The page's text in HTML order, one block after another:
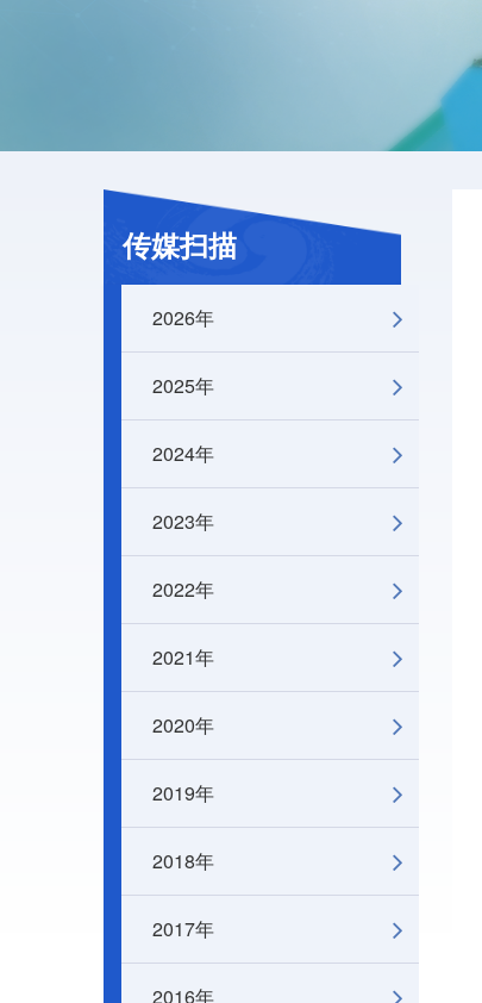
传媒扫描
2026年
2025年
2024年
2023年
2022年
2021年
2020年
2019年
2018年
2017年
2016年